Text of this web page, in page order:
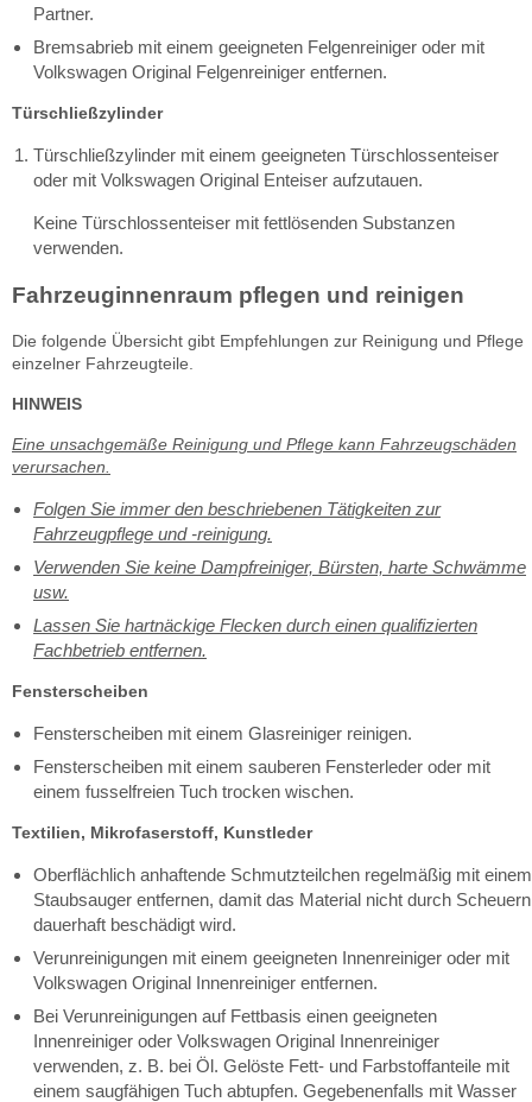
Partner.
Bremsabrieb mit einem geeigneten Felgenreiniger oder mit
Volkswagen Original Felgenreiniger entfernen.
Türschließzylinder
Türschließzylinder mit einem geeigneten Türschlossenteiser
oder mit Volkswagen Original Enteiser aufzutauen.
Keine Türschlossenteiser mit fettlösenden Substanzen
verwenden.
Fahrzeuginnenraum pflegen und reinigen
Die folgende Übersicht gibt Empfehlungen zur Reinigung und Pflege
einzelner Fahrzeugteile.
HINWEIS
Eine unsachgemäße Reinigung und Pflege kann Fahrzeugschäden
verursachen.
Folgen Sie immer den beschriebenen Tätigkeiten zur
Fahrzeugpflege und -reinigung.
Verwenden Sie keine Dampfreiniger, Bürsten, harte Schwämme
usw.
Lassen Sie hartnäckige Flecken durch einen qualifizierten
Fachbetrieb entfernen.
Fensterscheiben
Fensterscheiben mit einem Glasreiniger reinigen.
Fensterscheiben mit einem sauberen Fensterleder oder mit
einem fusselfreien Tuch trocken wischen.
Textilien, Mikrofaserstoff, Kunstleder
Oberflächlich anhaftende Schmutzteilchen regelmäßig mit einem
Staubsauger entfernen, damit das Material nicht durch Scheuern
dauerhaft beschädigt wird.
Verunreinigungen mit einem geeigneten Innenreiniger oder mit
Volkswagen Original Innenreiniger entfernen.
Bei Verunreinigungen auf Fettbasis einen geeigneten
Innenreiniger oder Volkswagen Original Innenreiniger
verwenden, z. B. bei Öl. Gelöste Fett- und Farbstoffanteile mit
einem saugfähigen Tuch abtupfen. Gegebenenfalls mit Wasser